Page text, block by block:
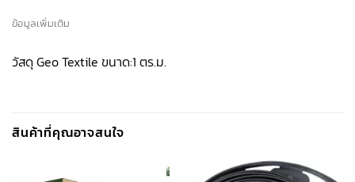
ข้อมูลเพิ่มเติม
วัสดุ Geo Textile ขนาด:1 ตร.ม.
สินค้าที่คุณอาจสนใจ